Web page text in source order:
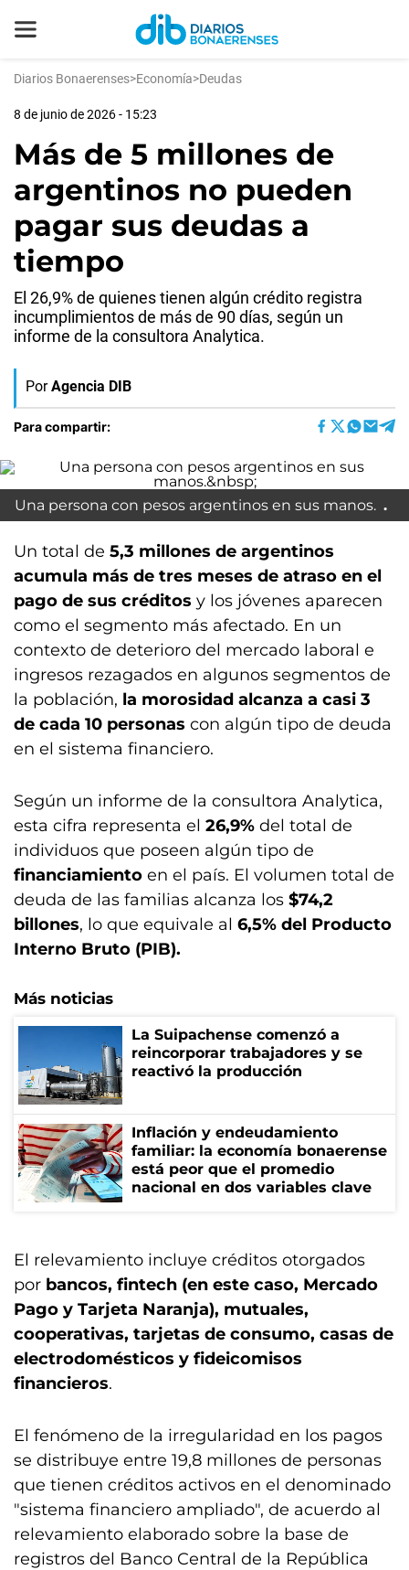
Diarios Bonaerenses>Economía>Deudas
8 de junio de 2026 - 15:23
Más de 5 millones de
argentinos no pueden
pagar sus deudas a
tiempo
El 26,9% de quienes tienen algún crédito registra
incumplimientos de más de 90 días, según un
informe de la consultora Analytica.
Por Agencia DIB
Para compartir:
Una persona con pesos argentinos en sus manos.
Un total de 5,3 millones de argentinos
acumula más de tres meses de atraso en el
pago de sus créditos y los jóvenes aparecen
como el segmento más afectado. En un
contexto de deterioro del mercado laboral e
ingresos rezagados en algunos segmentos de
la población, la morosidad alcanza a casi 3
de cada 10 personas con algún tipo de deuda
en el sistema financiero.
Según un informe de la consultora Analytica,
esta cifra representa el 26,9% del total de
individuos que poseen algún tipo de
financiamiento en el país. El volumen total de
deuda de las familias alcanza los $74,2
billones, lo que equivale al 6,5% del Producto
Interno Bruto (PIB).
Más noticias
La Suipachense comenzó a
reincorporar trabajadores y se
reactivó la producción
Inflación y endeudamiento
familiar: la economía bonaerense
está peor que el promedio
nacional en dos variables clave
El relevamiento incluye créditos otorgados
por bancos, fintech (en este caso, Mercado
Pago y Tarjeta Naranja), mutuales,
cooperativas, tarjetas de consumo, casas de
electrodomésticos y fideicomisos
financieros.
El fenómeno de la irregularidad en los pagos
se distribuye entre 19,8 millones de personas
que tienen créditos activos en el denominado
"sistema financiero ampliado", de acuerdo al
relevamiento elaborado sobre la base de
registros del Banco Central de la República